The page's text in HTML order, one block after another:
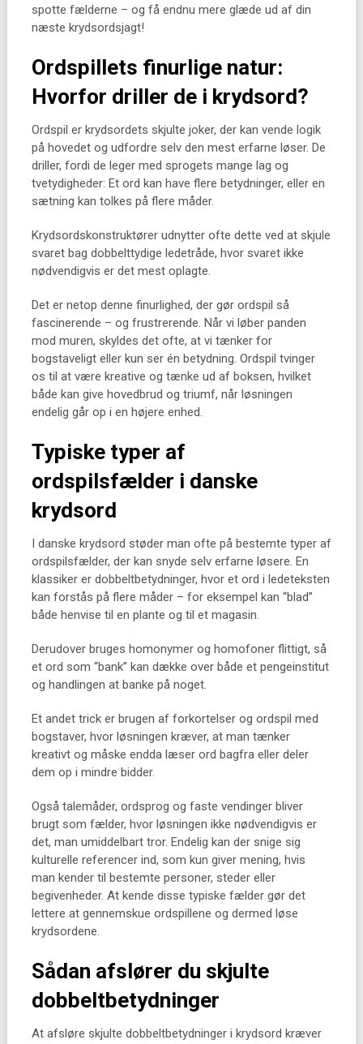
spotte fælderne – og få endnu mere glæde ud af din
næste krydsordsjagt!
Ordspillets finurlige natur:
Hvorfor driller de i krydsord?
Ordspil er krydsordets skjulte joker, der kan vende logik
på hovedet og udfordre selv den mest erfarne løser. De
driller, fordi de leger med sprogets mange lag og
tvetydigheder: Et ord kan have flere betydninger, eller en
sætning kan tolkes på flere måder.
Krydsordskonstruktører udnytter ofte dette ved at skjule
svaret bag dobbelttydige ledetråde, hvor svaret ikke
nødvendigvis er det mest oplagte.
Det er netop denne finurlighed, der gør ordspil så
fascinerende – og frustrerende. Når vi løber panden
mod muren, skyldes det ofte, at vi tænker for
bogstaveligt eller kun ser én betydning. Ordspil tvinger
os til at være kreative og tænke ud af boksen, hvilket
både kan give hovedbrud og triumf, når løsningen
endelig går op i en højere enhed.
Typiske typer af
ordspilsfælder i danske
krydsord
I danske krydsord støder man ofte på bestemte typer af
ordspilsfælder, der kan snyde selv erfarne løsere. En
klassiker er dobbeltbetydninger, hvor et ord i ledeteksten
kan forstås på flere måder – for eksempel kan “blad”
både henvise til en plante og til et magasin.
Derudover bruges homonymer og homofoner flittigt, så
et ord som “bank” kan dække over både et pengeinstitut
og handlingen at banke på noget.
Et andet trick er brugen af forkortelser og ordspil med
bogstaver, hvor løsningen kræver, at man tænker
kreativt og måske endda læser ord bagfra eller deler
dem op i mindre bidder.
Også talemåder, ordsprog og faste vendinger bliver
brugt som fælder, hvor løsningen ikke nødvendigvis er
det, man umiddelbart tror. Endelig kan der snige sig
kulturelle referencer ind, som kun giver mening, hvis
man kender til bestemte personer, steder eller
begivenheder. At kende disse typiske fælder gør det
lettere at gennemskue ordspillene og dermed løse
krydsordene.
Sådan afslører du skjulte
dobbeltbetydninger
At afsløre skjulte dobbeltbetydninger i krydsord kræver